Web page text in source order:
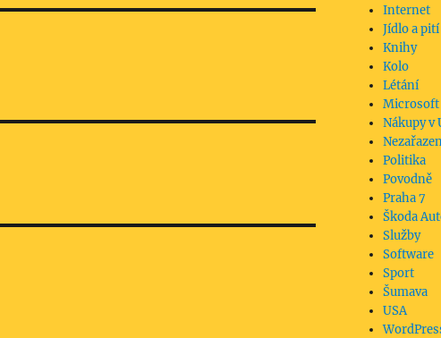
Internet
Jídlo a pití
Knihy
Kolo
Létání
Microsoft
Nákupy v
Politika
Povodně
Praha 7
Škoda
Služby
Software
Sport
Šumava
USA